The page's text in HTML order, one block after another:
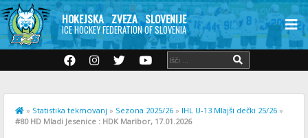
HOKEJSKA ZVEZA SLOVENIJE
ICE HOCKEY FEDERATION OF SLOVENIA
» Statistika tekmovanj » Sezona 2025/26 » IHL U-13 Mlajši dečki 25/26 »
#80 HD Mladi Jesenice : HDK Maribor, 17.01.2026